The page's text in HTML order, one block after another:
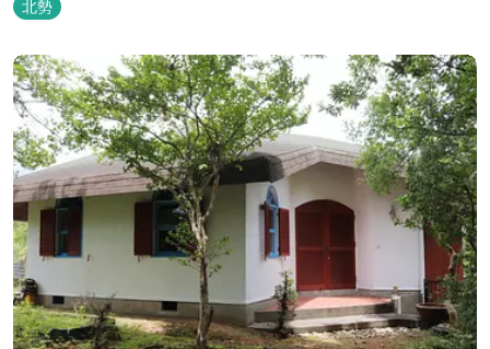
北勢